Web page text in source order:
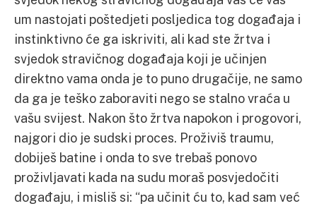
um nastojati poštedjeti posljedica tog događaja i
instinktivno će ga iskriviti, ali kad ste žrtva i
svjedok stravičnog događaja koji je učinjen
direktno vama onda je to puno drugačije, ne samo
da ga je teško zaboraviti nego se stalno vraća u
vašu svijest. Nakon što žrtva napokon i progovori,
najgori dio je sudski proces. Proživiš traumu,
dobiješ batine i onda to sve trebaš ponovo
proživljavati kada na sudu moraš posvjedočiti
događaju, i misliš si: “pa učinit ću to, kad sam već